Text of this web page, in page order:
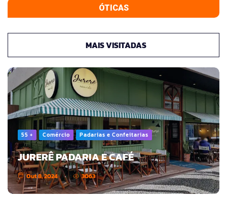
ÓTICAS
MAIS VISITADAS
55 + Comércio Padarias e Confeitarias
JURERÊ PADARIA E CAFÉ
Out 8, 2024 3063